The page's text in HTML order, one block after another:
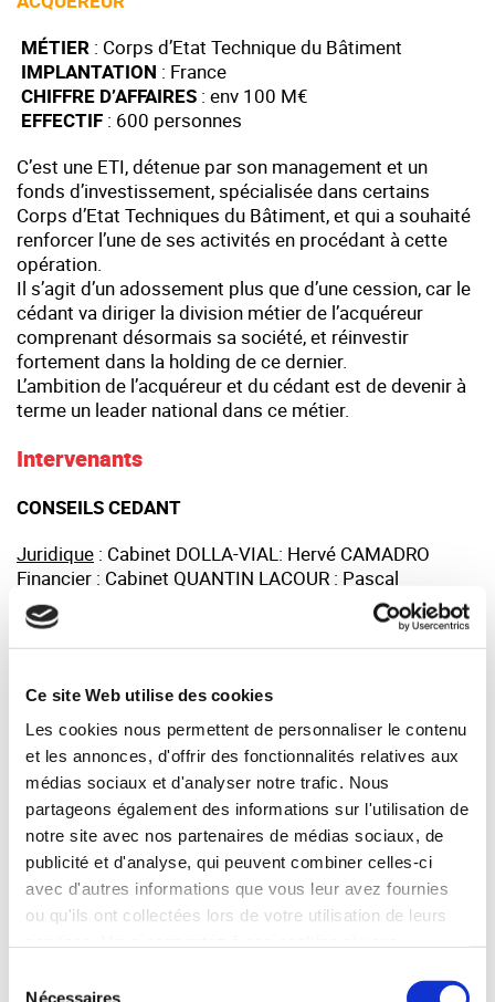
Ce site Web utilise des cookies
Les cookies nous permettent de personnaliser le contenu
et les annonces, d'offrir des fonctionnalités relatives aux
médias sociaux et d'analyser notre trafic. Nous
partageons également des informations sur l'utilisation de
notre site avec nos partenaires de médias sociaux, de
publicité et d'analyse, qui peuvent combiner celles-ci
avec d'autres informations que vous leur avez fournies
ou qu'ils ont collectées lors de votre utilisation de leurs
Nécessaires
MÉTIER : Corps d’Etat Technique du Bâtiment
IMPLANTATION : France
CHIFFRE D’AFFAIRES : env 100 M€
EFFECTIF : 600 personnes
C’est une ETI, détenue par son management et un
fonds d’investissement, spécialisée dans certains
Corps d’Etat Techniques du Bâtiment, et qui a souhaité
renforcer l’une de ses activités en procédant à cette
opération.
Il s’agit d’un adossement plus que d’une cession, car le
cédant va diriger la division métier de l’acquéreur
comprenant désormais sa société, et réinvestir
fortement dans la holding de ce dernier.
L’ambition de l’acquéreur et du cédant est de devenir à
terme un leader national dans ce métier.
Intervenants
CONSEILS CEDANT
Juridique : Cabinet DOLLA-VIAL: Hervé CAMADRO
Financier : Cabinet QUANTIN LACOUR : Pascal
QUANTIN
M&A: SYNERCOM FRANCE IDF - Christophe BERTHIER
Votre interlocuteur :
Christophe BERTHIER — Synercom France Ile de
France
01.43.48.78.78
cberthier@synercom-france.fr
SYNERCOM ILE DE FRANCE